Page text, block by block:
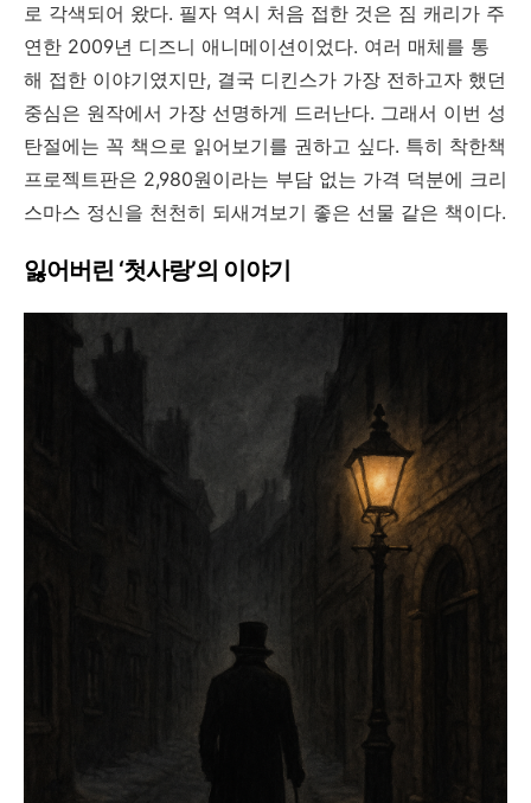
로 각색되어 왔다. 필자 역시 처음 접한 것은 짐 캐리가 주
연한 2009년 디즈니 애니메이션이었다. 여러 매체를 통
해 접한 이야기였지만, 결국 디킨스가 가장 전하고자 했던
중심은 원작에서 가장 선명하게 드러난다. 그래서 이번 성
탄절에는 꼭 책으로 읽어보기를 권하고 싶다. 특히 착한책
프로젝트판은 2,980원이라는 부담 없는 가격 덕분에 크리
스마스 정신을 천천히 되새겨보기 좋은 선물 같은 책이다.
잃어버린 ‘첫사랑’의 이야기